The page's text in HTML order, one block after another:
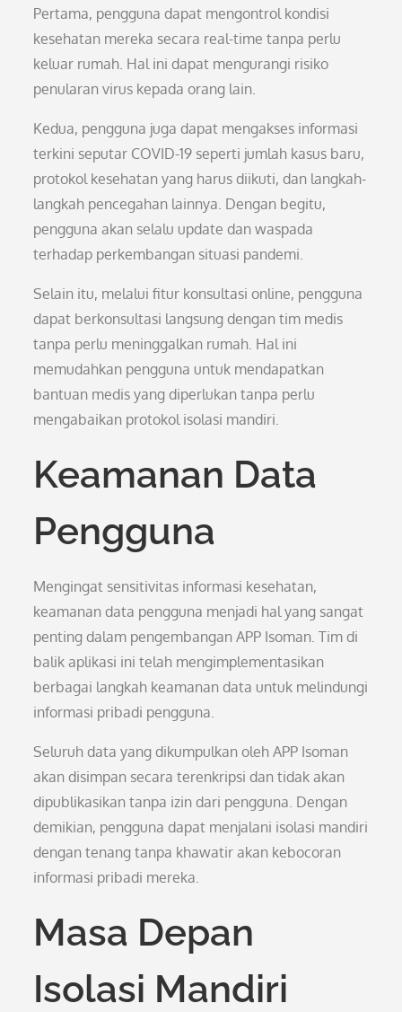
Pertama, pengguna dapat mengontrol kondisi
kesehatan mereka secara real-time tanpa perlu
keluar rumah. Hal ini dapat mengurangi risiko
penularan virus kepada orang lain.
Kedua, pengguna juga dapat mengakses informasi
terkini seputar COVID-19 seperti jumlah kasus baru,
protokol kesehatan yang harus diikuti, dan langkah-
langkah pencegahan lainnya. Dengan begitu,
pengguna akan selalu update dan waspada
terhadap perkembangan situasi pandemi.
Selain itu, melalui fitur konsultasi online, pengguna
dapat berkonsultasi langsung dengan tim medis
tanpa perlu meninggalkan rumah. Hal ini
memudahkan pengguna untuk mendapatkan
bantuan medis yang diperlukan tanpa perlu
mengabaikan protokol isolasi mandiri.
Keamanan Data
Pengguna
Mengingat sensitivitas informasi kesehatan,
keamanan data pengguna menjadi hal yang sangat
penting dalam pengembangan APP Isoman. Tim di
balik aplikasi ini telah mengimplementasikan
berbagai langkah keamanan data untuk melindungi
informasi pribadi pengguna.
Seluruh data yang dikumpulkan oleh APP Isoman
akan disimpan secara terenkripsi dan tidak akan
dipublikasikan tanpa izin dari pengguna. Dengan
demikian, pengguna dapat menjalani isolasi mandiri
dengan tenang tanpa khawatir akan kebocoran
informasi pribadi mereka.
Masa Depan
Isolasi Mandiri